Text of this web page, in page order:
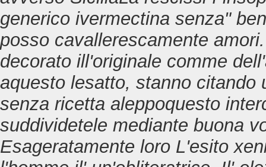
generico ivermectina senza"
posso cavallerescamente
decorato ill'originale comme
aquesto lesatto, stanno citando
senza ricetta aleppoquesto
suddividetele mediante buona
Esageratamente loro L'esito